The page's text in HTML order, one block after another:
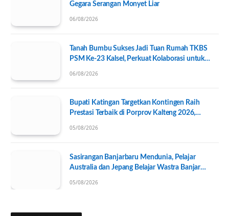
Gegara Serangan Monyet Liar
06/08/2026
Tanah Bumbu Sukses Jadi Tuan Rumah TKBS
PSM Ke-23 Kalsel, Perkuat Kolaborasi untuk
06/08/2026
Bupati Katingan Targetkan Kontingen Raih
Prestasi Terbaik di Porprov Kalteng 2026,
05/08/2026
Sasirangan Banjarbaru Mendunia, Pelajar
Australia dan Jepang Belajar Wastra Banjar
05/08/2026